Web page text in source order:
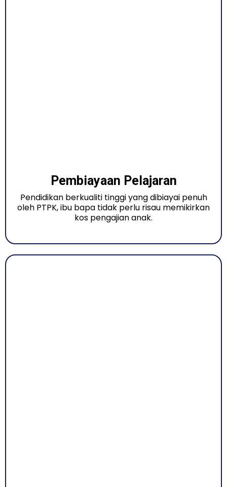
Pembiayaan Pelajaran
Pendidikan berkualiti tinggi yang dibiayai penuh
oleh PTPK, ibu bapa tidak perlu risau memikirkan
kos pengajian anak.